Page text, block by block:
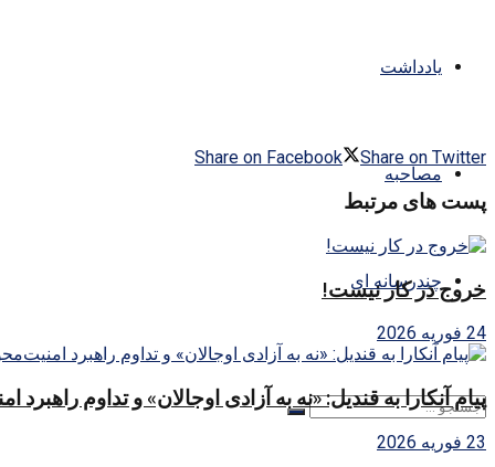
یادداشت
مصاحبه
چندرسانه ای
Share on Facebook Share on Twitter
پست های مرتبط
خروج در کار نیست!
24 فوریه 2026
پیام آنکارا به قندیل: «نه به آزادی اوجالان» و تداوم راهبرد
23 فوریه 2026